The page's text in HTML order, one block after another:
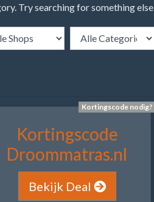
Try searching for something else.
Kortingscode nodig?
Kortingscode
Droommatras.nl
Bekijk Deal